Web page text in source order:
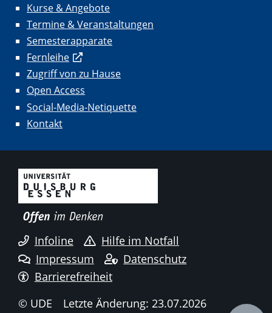
Kurse & Angebote
Termine & Veranstaltungen
Semesterapparate
Fernleihe
Zugriff von zu Hause
Open Access
Social-Media-Netiquette
Kontakt
Infoline
Hilfe im Notfall
Impressum
Datenschutz
Barrierefreiheit
© UDE
Letzte Änderung: 23.07.2026